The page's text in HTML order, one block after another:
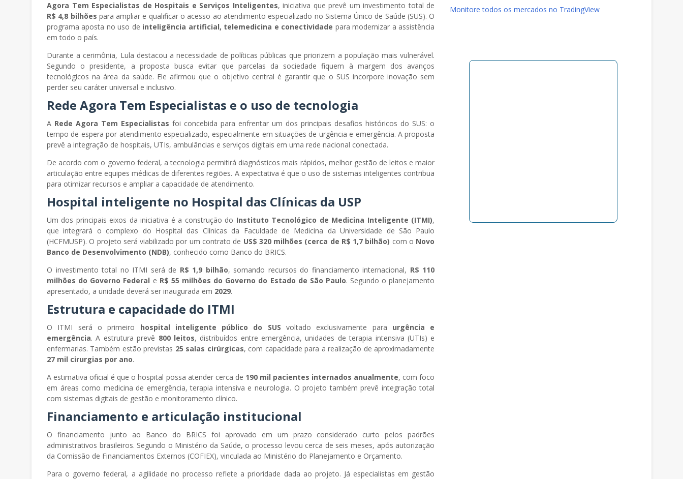
Agora Tem Especialistas de Hospitais e Serviços Inteligentes, iniciativa que prevê um investimento total de
R$ 4,8 bilhões para ampliar e qualificar o acesso ao atendimento especializado no Sistema Único de Saúde (SUS). O
programa aposta no uso de inteligência artificial, telemedicina e conectividade para modernizar a assistência
em todo o país.
Durante a cerimônia, Lula destacou a necessidade de políticas públicas que priorizem a população mais vulnerável.
Segundo o presidente, a proposta busca evitar que parcelas da sociedade fiquem à margem dos avanços
tecnológicos na área da saúde. Ele afirmou que o objetivo central é garantir que o SUS incorpore inovação sem
perder seu caráter universal e inclusivo.
Rede Agora Tem Especialistas e o uso de tecnologia
A Rede Agora Tem Especialistas foi concebida para enfrentar um dos principais desafios históricos do SUS: o
tempo de espera por atendimento especializado, especialmente em situações de urgência e emergência. A proposta
prevê a integração de hospitais, UTIs, ambulâncias e serviços digitais em uma rede nacional conectada.
De acordo com o governo federal, a tecnologia permitirá diagnósticos mais rápidos, melhor gestão de leitos e maior
articulação entre equipes médicas de diferentes regiões. A expectativa é que o uso de sistemas inteligentes contribua
para otimizar recursos e ampliar a capacidade de atendimento.
Hospital inteligente no Hospital das Clínicas da USP
Um dos principais eixos da iniciativa é a construção do Instituto Tecnológico de Medicina Inteligente (ITMI),
que integrará o complexo do Hospital das Clínicas da Faculdade de Medicina da Universidade de São Paulo
(HCFMUSP). O projeto será viabilizado por um contrato de US$ 320 milhões (cerca de R$ 1,7 bilhão) com o Novo
Banco de Desenvolvimento (NDB), conhecido como Banco do BRICS.
O investimento total no ITMI será de R$ 1,9 bilhão, somando recursos do financiamento internacional, R$ 110
milhões do Governo Federal e R$ 55 milhões do Governo do Estado de São Paulo. Segundo o planejamento
apresentado, a unidade deverá ser inaugurada em 2029.
Estrutura e capacidade do ITMI
O ITMI será o primeiro hospital inteligente público do SUS voltado exclusivamente para urgência e
emergência. A estrutura prevê 800 leitos, distribuídos entre emergência, unidades de terapia intensiva (UTIs) e
enfermarias. Também estão previstas 25 salas cirúrgicas, com capacidade para a realização de aproximadamente
27 mil cirurgias por ano.
A estimativa oficial é que o hospital possa atender cerca de 190 mil pacientes internados anualmente, com foco
em áreas como medicina de emergência, terapia intensiva e neurologia. O projeto também prevê integração total
com sistemas digitais de gestão e monitoramento clínico.
Financiamento e articulação institucional
O financiamento junto ao Banco do BRICS foi aprovado em um prazo considerado curto pelos padrões
administrativos brasileiros. Segundo o Ministério da Saúde, o processo levou cerca de seis meses, após autorização
da Comissão de Financiamentos Externos (COFIEX), vinculada ao Ministério do Planejamento e Orçamento.
Para o governo federal, a agilidade no processo reflete a prioridade dada ao projeto. Já especialistas em gestão
Monitore todos os mercados no TradingView